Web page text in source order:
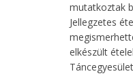
mutatkoztak
Jellegzetes
elkészült